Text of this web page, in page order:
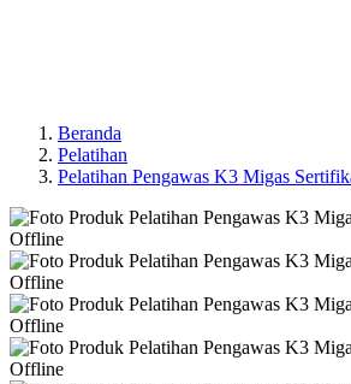
Beranda
Pelatihan
Pelatihan Pengawas K3 Migas